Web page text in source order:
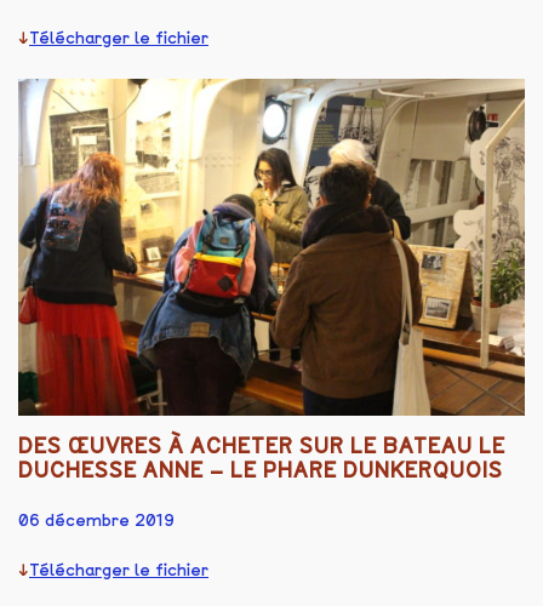
Télécharger le fichier
DES ŒUVRES À ACHETER SUR LE BATEAU LE
DUCHESSE ANNE – LE PHARE DUNKERQUOIS
06 décembre 2019
Télécharger le fichier